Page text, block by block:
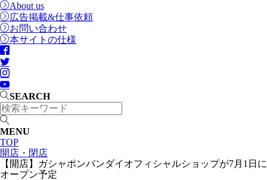
About us
広告掲載&仕事依頼
お問い合わせ
本サイトの仕様
SEARCH
MENU
TOP
開店・閉店
【開店】ガシャポンバンダイオフィシャルショップが7月1日に
オープン予定